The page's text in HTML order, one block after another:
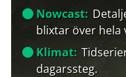
Nowcast:
blixtar över hela
Klimat:
dagarssteg.